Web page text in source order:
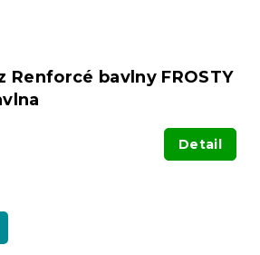
Renforcé bavlny FROSTY
Detail